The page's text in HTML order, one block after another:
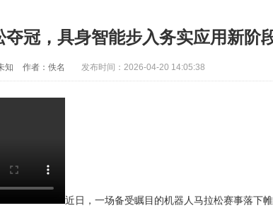
夺冠，具身智能步入务实应用新阶
知 作者：佚名 发布时间：2026-04-20 14:05:38
近日，一场备受瞩目的机器人马拉松赛事落下